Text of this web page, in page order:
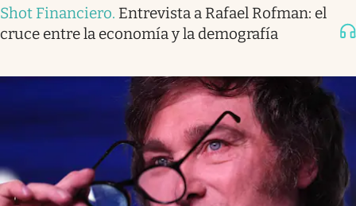
Shot Financiero. Entrevista a Rafael Rofman: el
cruce entre la economía y la demografía